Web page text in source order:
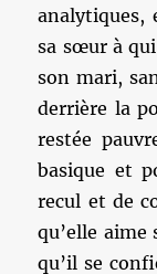
analytiques,
sa sœur à
son mari,
derrière la
restée
basique et
recul et de
qu’elle
qu’il se